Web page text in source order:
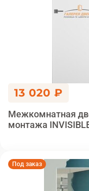
13 020 ₽
Межкомнатная
монтажа
Под заказ